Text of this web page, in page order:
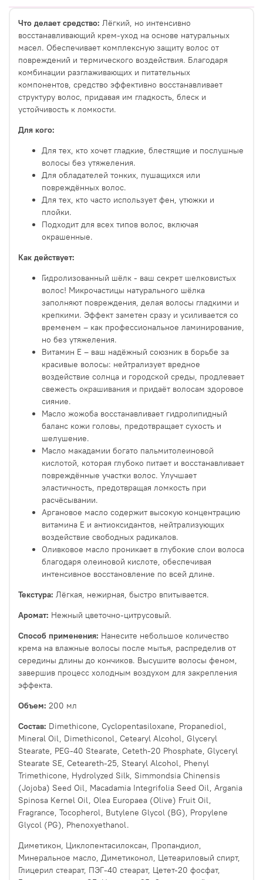
Что делает средство: Лёгкий, но интенсивно
восстанавливающий крем-уход на основе натуральных
масел. Обеспечивает комплексную защиту волос от
повреждений и термического воздействия. Благодаря
комбинации разглаживающих и питательных
компонентов, средство эффективно восстанавливает
структуру волос, придавая им гладкость, блеск и
устойчивость к ломкости.
Для кого:
Для тех, кто хочет гладкие, блестящие и послушные
волосы без утяжеления.
Для обладателей тонких, пушащихся или
повреждённых волос.
Для тех, кто часто использует фен, утюжки и
плойки.
Подходит для всех типов волос, включая
окрашенные.
Как действует:
Гидролизованный шёлк - ваш секрет шелковистых
волос! Микрочастицы натурального шёлка
заполняют повреждения, делая волосы гладкими и
крепкими. Эффект заметен сразу и усиливается со
временем – как профессиональное ламинирование,
но без утяжеления.
Витамин Е – ваш надёжный союзник в борьбе за
красивые волосы: нейтрализует вредное
воздействие солнца и городской среды, продлевает
свежесть окрашивания и придаёт волосам здоровое
сияние.
Масло жожоба восстанавливает гидролипидный
баланс кожи головы, предотвращает сухость и
шелушение.
Масло макадамии богато пальмитолеиновой
кислотой, которая глубоко питает и восстанавливает
повреждённые участки волос. Улучшает
эластичность, предотвращая ломкость при
расчёсывании.
Аргановое масло содержит высокую концентрацию
витамина Е и антиоксидантов, нейтрализующих
воздействие свободных радикалов.
Оливковое масло проникает в глубокие слои волоса
благодаря олеиновой кислоте, обеспечивая
интенсивное восстановление по всей длине.
Текстура: Лёгкая, нежирная, быстро впитывается.
Аромат: Нежный цветочно-цитрусовый.
Способ применения: Нанесите небольшое количество
крема на влажные волосы после мытья, распределив от
середины длины до кончиков. Высушите волосы феном,
завершив процесс холодным воздухом для закрепления
эффекта.
Объем: 200 мл
Состав: Dimethicone, Cyclopentasiloxane, Propanediol,
Mineral Oil, Dimethiconol, Cetearyl Alcohol, Glyceryl
Stearate, PEG-40 Stearate, Ceteth-20 Phosphate, Glyceryl
Stearate SE, Ceteareth-25, Stearyl Alcohol, Phenyl
Trimethicone, Hydrolyzed Silk, Simmondsia Chinensis
(Jojoba) Seed Oil, Macadamia Integrifolia Seed Oil, Argania
Spinosa Kernel Oil, Olea Europaea (Olive) Fruit Oil,
Fragrance, Tocopherol, Butylene Glycol (BG), Propylene
Glycol (PG), Phenoxyethanol.
Диметикон, Циклопентасилоксан, Пропандиол,
Минеральное масло, Диметиконол, Цетеариловый спирт,
Глицерил стеарат, ПЭГ-40 стеарат, Цетет-20 фосфат,